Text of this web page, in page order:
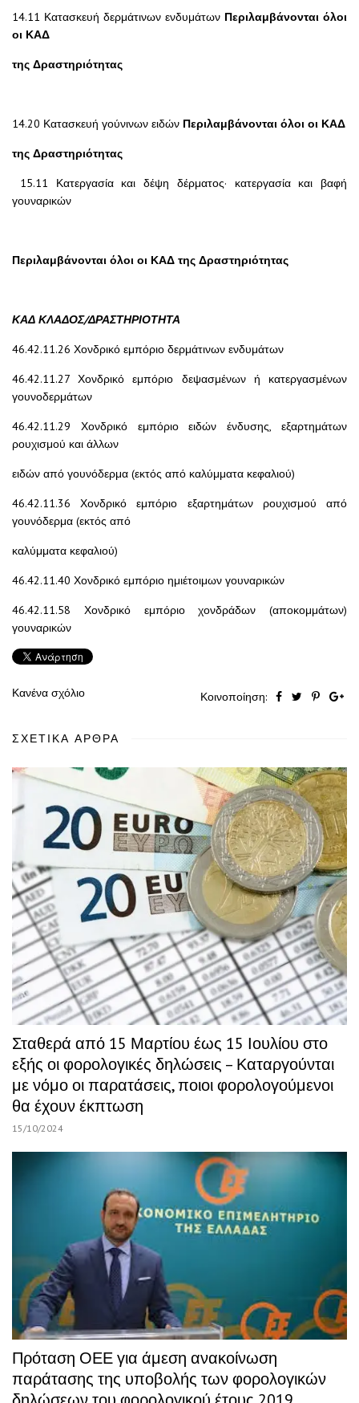
14.11 Κατασκευή δερμάτινων ενδυμάτων Περιλαμβάνονται όλοι
οι ΚΑΔ
της Δραστηριότητας
14.20 Κατασκευή γούνινων ειδών Περιλαμβάνονται όλοι οι ΚΑΔ
της Δραστηριότητας
15.11 Κατεργασία και δέψη δέρματος· κατεργασία και βαφή
γουναρικών
Περιλαμβάνονται όλοι οι ΚΑΔ της Δραστηριότητας
ΚΑΔ ΚΛΑΔΟΣ/ΔΡΑΣΤΗΡΙΟΤΗΤΑ
46.42.11.26 Χονδρικό εμπόριο δερμάτινων ενδυμάτων
46.42.11.27 Χονδρικό εμπόριο δεψασμένων ή κατεργασμένων
γουνοδερμάτων
46.42.11.29 Χονδρικό εμπόριο ειδών ένδυσης, εξαρτημάτων
ρουχισμού και άλλων
ειδών από γουνόδερμα (εκτός από καλύμματα κεφαλιού)
46.42.11.36 Χονδρικό εμπόριο εξαρτημάτων ρουχισμού από
γουνόδερμα (εκτός από
καλύμματα κεφαλιού)
46.42.11.40 Χονδρικό εμπόριο ημιέτοιμων γουναρικών
46.42.11.58 Χονδρικό εμπόριο χονδράδων (αποκομμάτων)
γουναρικών
Κανένα σχόλιο Κοινοποίηση:
ΣΧΕΤΙΚΆ ΆΡΘΡΑ
Σταθερά από 15 Μαρτίου έως 15 Ιουλίου στο
εξής οι φορολογικές δηλώσεις – Καταργούνται
με νόμο οι παρατάσεις, ποιοι φορολογούμενοι
θα έχουν έκπτωση
15/10/2024
Πρόταση ΟΕΕ για άμεση ανακοίνωση
παράτασης της υποβολής των φορολογικών